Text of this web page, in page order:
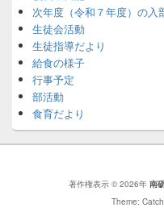
次年度（令和７年度）の入
生徒会活動
生徒指導だより
給食の様子
行事予定
部活動
食育だより
著作権表示 © 2026年 南
Theme: